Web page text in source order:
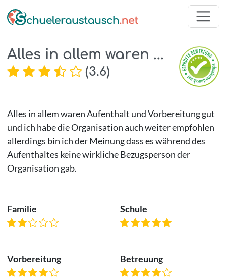
Alles in allem waren ...
(3.6)
Alles in allem waren Aufenthalt und Vorbereitung gut
und ich habe die Organisation auch weiter empfohlen
allerdings bin ich der Meinung dass es während des
Aufenthaltes keine wirkliche Bezugsperson der
Organisation gab.
Familie Schule
Vorbereitung Betreuung